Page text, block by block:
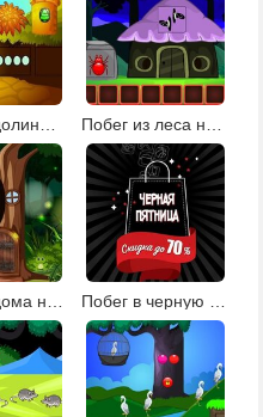
Побег из долины башен Побег из леса на Хэллоуин 2
Побег из дома на дереве Побег в черную пятницу